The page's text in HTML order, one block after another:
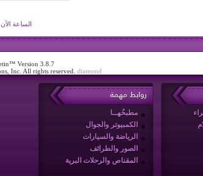
الساعة الآن
Version 3.8.7
Inc. All rights reserved. diamond
روابط مهمة
مطبخُهــا
الكمبيوتر والجوال
الرياضة والسيارات
الصور والطرائف
المقناص والرحلات البرية